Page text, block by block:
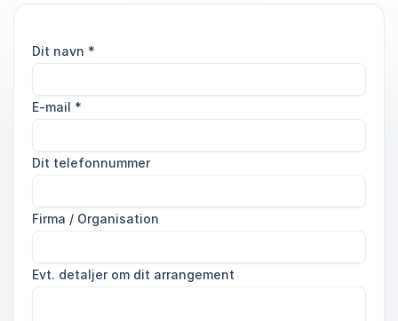
Dit navn *
E-mail *
Dit telefonnummer
Firma / Organisation
Evt. detaljer om dit arrangement